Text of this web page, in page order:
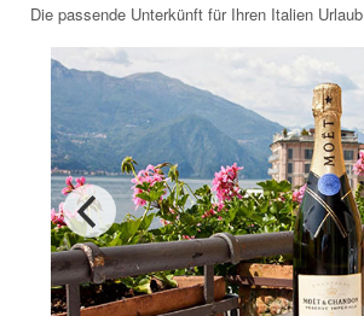
Die passende Unterkünft für Ihren Italien Urlaub